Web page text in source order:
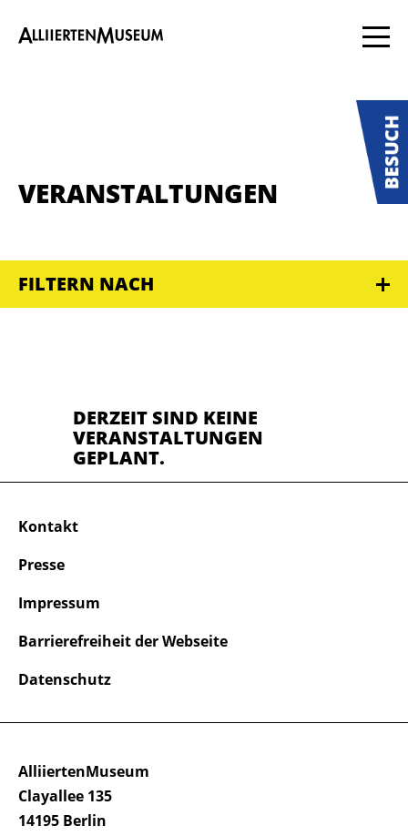
VERANSTALTUNGEN
FILTERN NACH
DERZEIT SIND KEINE
VERANSTALTUNGEN
GEPLANT.
AlliiertenMuseum
Clayallee 135
14195 Berlin
Kontakt
Presse
Impressum
Barrierefreiheit der Webseite
Datenschutz